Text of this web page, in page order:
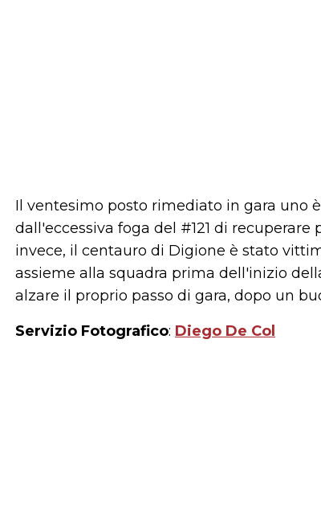
Il ventesimo posto rimediato in gara uno
dall'eccessiva foga del #121 di
invece, il centauro di Digione è stato
assieme alla squadra prima dell'inizio
alzare il proprio passo di gara, dopo un
Servizio Fotografico: Diego De Col